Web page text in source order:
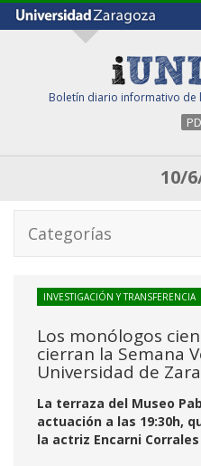
Boletín diario informativo de
10/
Categorías
INVESTIGACIÓN Y TRANSFERENCIA
Los monólogos
cierran la Semana
Universidad de
La terraza del Museo
actuación a las 19:30h,
la actriz Encarni Corrales